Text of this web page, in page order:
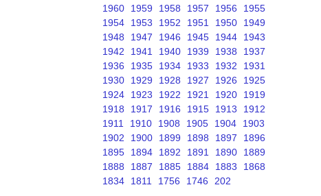
1960
1959 1958 1957 1956
1955
1954
1953 1952 1951 1950
1949
1948
1947 1946 1945 1944
1943
1942
1941 1940 1939 1938
1937
1936
1935 1934 1933 1932
1931
1930
1929 1928 1927 1926
1925
1924
1923 1922 1921 1920
1919
1918
1917 1916 1915 1913
1912
1911
1910 1908 1905 1904
1903
1902
1900 1899 1898 1897
1896
1895
1894 1892 1891 1890
1889
1888
1887 1885 1884 1883
1868
1834
1811 1756 1746 202